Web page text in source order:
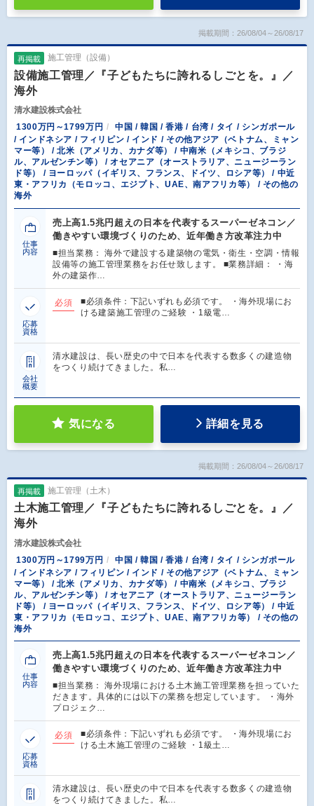
掲載期間：26/08/04～26/08/17
再掲載 施工管理（設備）
設備施工管理／『子どもたちに誇れるしごとを。』／
海外
清水建設株式会社
1300万円～1799万円
中国 / 韓国 / 香港 / 台湾 / タイ / シンガポール
/ インドネシア / フィリピン / インド / その他アジア（ベトナム、ミャン
マー等） / 北米（アメリカ、カナダ等） / 中南米（メキシコ、ブラジ
ル、アルゼンチン等） / オセアニア（オーストラリア、ニュージーラン
ド等） / ヨーロッパ（イギリス、フランス、ドイツ、ロシア等） / 中近
東・アフリカ（モロッコ、エジプト、UAE、南アフリカ等） / その他の
海外
仕事
内容
売上高1.5兆円超えの日本を代表するスーパーゼネコン／
働きやすい環境づくりのため、近年働き方改革注力中
■担当業務： 海外で建設する建築物の電気・衛生・空調・情報
設備等の施工管理業務をお任せ致します。 ■業務詳細： ・海
外の建築作…
応募
資格
必須
■必須条件：下記いずれも必須です。 ・海外現場にお
ける建築施工管理のご経験 ・1級電…
会社
概要
清水建設は、長い歴史の中で日本を代表する数多くの建造物
をつくり続けてきました。私…
気になる 詳細を見る
掲載期間：26/08/04～26/08/17
再掲載 施工管理（土木）
土木施工管理／『子どもたちに誇れるしごとを。』／
海外
清水建設株式会社
1300万円～1799万円
中国 / 韓国 / 香港 / 台湾 / タイ / シンガポール
/ インドネシア / フィリピン / インド / その他アジア（ベトナム、ミャン
マー等） / 北米（アメリカ、カナダ等） / 中南米（メキシコ、ブラジ
ル、アルゼンチン等） / オセアニア（オーストラリア、ニュージーラン
ド等） / ヨーロッパ（イギリス、フランス、ドイツ、ロシア等） / 中近
東・アフリカ（モロッコ、エジプト、UAE、南アフリカ等） / その他の
海外
仕事
内容
売上高1.5兆円超えの日本を代表するスーパーゼネコン／
働きやすい環境づくりのため、近年働き方改革注力中
■担当業務： 海外現場における土木施工管理業務を担っていた
だきます。具体的には以下の業務を想定しています。 ・海外
プロジェク…
応募
資格
必須
■必須条件：下記いずれも必須です。 ・海外現場にお
ける土木施工管理のご経験 ・1級土…
清水建設は、長い歴史の中で日本を代表する数多くの建造物
をつくり続けてきました。私…